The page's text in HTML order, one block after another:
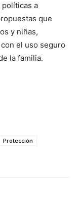
políticas a
que
y niñas,
el uso seguro
la familia.
Protección